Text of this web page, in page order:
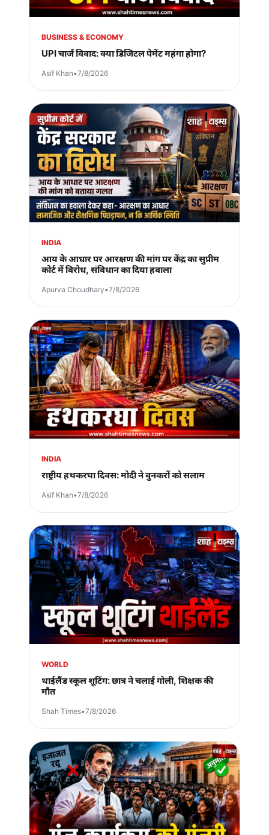
BUSINESS & ECONOMY
UPI चार्ज विवाद: क्या डिजिटल पेमेंट महंगा होगा?
Asif Khan•7/8/2026
INDIA
आय के आधार पर आरक्षण की मांग पर केंद्र का सुप्रीम
कोर्ट में विरोध, संविधान का दिया हवाला
Apurva Choudhary•7/8/2026
INDIA
राष्ट्रीय हथकरघा दिवस: मोदी ने बुनकरों को सलाम
Asif Khan•7/8/2026
WORLD
थाईलैंड स्कूल शूटिंग: छात्र ने चलाई गोली, शिक्षक की
मौत
Shah Times•7/8/2026